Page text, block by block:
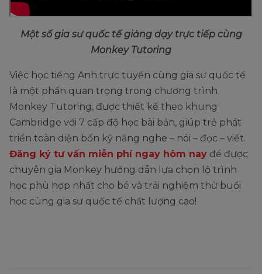
Một số gia sư quốc tế giảng dạy trực tiếp cùng
Monkey Tutoring
Việc học tiếng Anh trực tuyến cùng gia sư quốc tế
là một phần quan trọng trong chương trình
Monkey Tutoring, được thiết kế theo khung
Cambridge với 7 cấp độ học bài bản, giúp trẻ phát
triển toàn diện bốn kỹ năng nghe – nói – đọc – viết.
Đăng ký tư vấn miễn phí ngay hôm nay để được
chuyên gia Monkey hướng dẫn lựa chọn lộ trình
học phù hợp nhất cho bé và trải nghiệm thử buổi
học cùng gia sư quốc tế chất lượng cao!